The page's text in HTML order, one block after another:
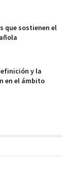
que sostienen el
y la
en el ámbito